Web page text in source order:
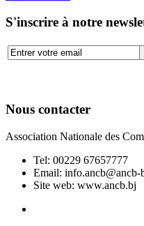
S'inscrire à notre
Nous contacter
Association Nationale des
Tel: 00229 67657777
Email: info.ancb@ancb-
Site web: www.ancb.bj